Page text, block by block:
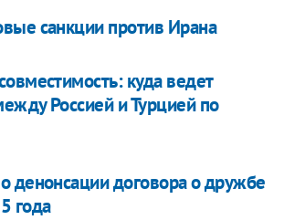
санкции против Ирана
куда ведет
Россией и Турцией по
денонсации договора о дружбе
года